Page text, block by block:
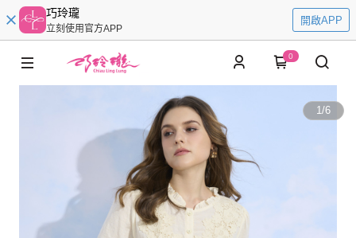
巧玲瓏
立刻使用官方APP
開啟APP
0
1/6